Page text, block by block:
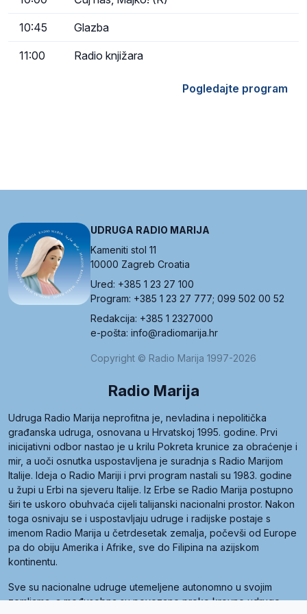
10:45 Glazba
11:00 Radio knjižara
Pogledajte program
UDRUGA RADIO MARIJA
Kameniti stol 11
10000 Zagreb Croatia
Ured: +385 1 23 27 100
Program: +385 1 23 27 777; 099 502 00 52
Redakcija: +385 1 2327000
e-pošta: info@radiomarija.hr
Copyright © Radio Marija 1997-2026
Radio Marija
Udruga Radio Marija neprofitna je, nevladina i nepolitička
građanska udruga, osnovana u Hrvatskoj 1995. godine. Prvi
inicijativni odbor nastao je u krilu Pokreta krunice za obraćenje i
mir, a uoči osnutka uspostavljena je suradnja s Radio Marijom
Italije. Ideja o Radio Mariji i prvi program nastali su 1983. godine
u župi u Erbi na sjeveru Italije. Iz Erbe se Radio Marija postupno
širi te uskoro obuhvaća cijeli talijanski nacionalni prostor. Nakon
toga osnivaju se i uspostavljaju udruge i radijske postaje s
imenom Radio Marija u četrdesetak zemalja, počevši od Europe
pa do obiju Amerika i Afrike, sve do Filipina na azijskom
kontinentu.
Sve su nacionalne udruge utemeljene autonomno u svojim
zemljama, a međusobna su povezane preko krovne udruge